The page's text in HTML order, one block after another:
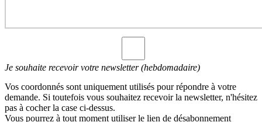
Je souhaite recevoir votre newsletter (hebdomadaire)
Vos coordonnés sont uniquement utilisés pour répondre à votre
demande. Si toutefois vous souhaitez recevoir la newsletter, n'hésitez
pas à cocher la case ci-dessus.
Vous pourrez à tout moment utiliser le lien de désabonnement